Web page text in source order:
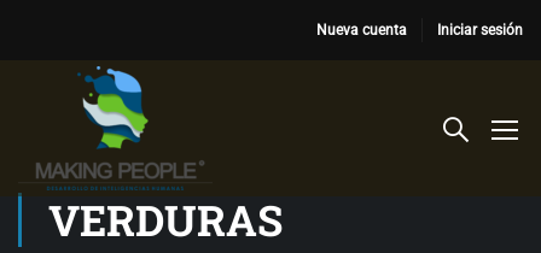
Nueva cuenta Iniciar sesión
VERDURAS